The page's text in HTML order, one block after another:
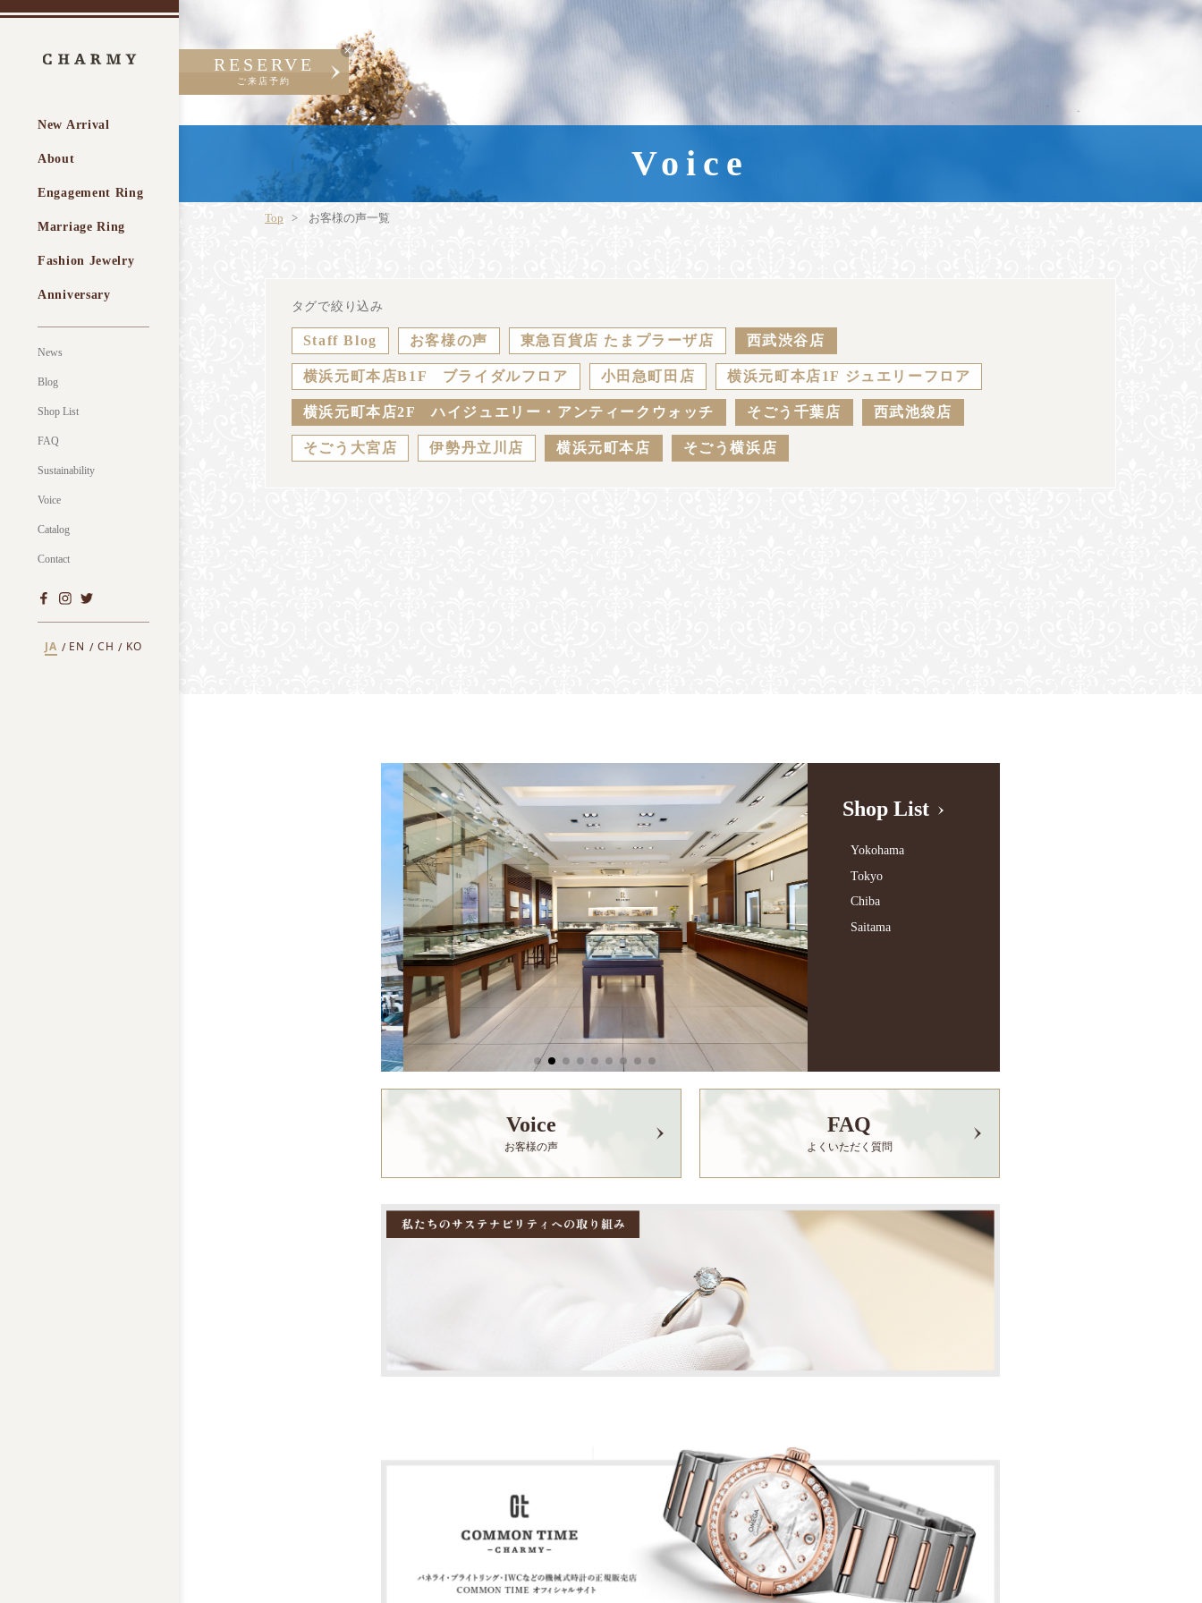
New Arrival
About
Engagement Ring
Marriage Ring
Fashion Jewelry
Anniversary
News
Blog
Shop List
FAQ
Sustainability
Voice
Catalog
Contact
JA EN CH KO
RESERVE
ご来店予約
Voice
Top お客様の声一覧
タグで絞り込み
Staff Blog お客様の声 東急百貨店 たまプラーザ店 西武渋谷店
横浜元町本店B1F ブライダルフロア 小田急町田店 横浜元町本店1F ジュエリーフロア
横浜元町本店2F ハイジュエリー・アンティークウォッチ そごう千葉店 西武池袋店
そごう大宮店 伊勢丹立川店 横浜元町本店 そごう横浜店
Shop List
Yokohama
Tokyo
Chiba
Saitama
Voice
お客様の声
FAQ
よくいただく質問